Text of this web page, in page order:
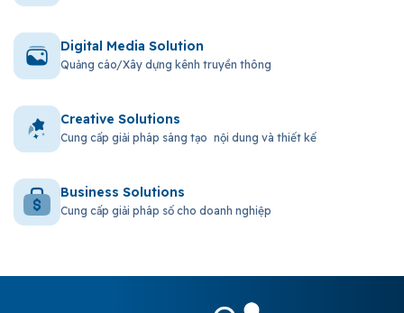
Digital Media Solution
Quảng cáo/Xây dựng kênh truyền thông
Creative Solutions
Cung cấp giải pháp sáng tạo nội dung và thiết kế
Business Solutions
Cung cấp giải pháp số cho doanh nghiệp